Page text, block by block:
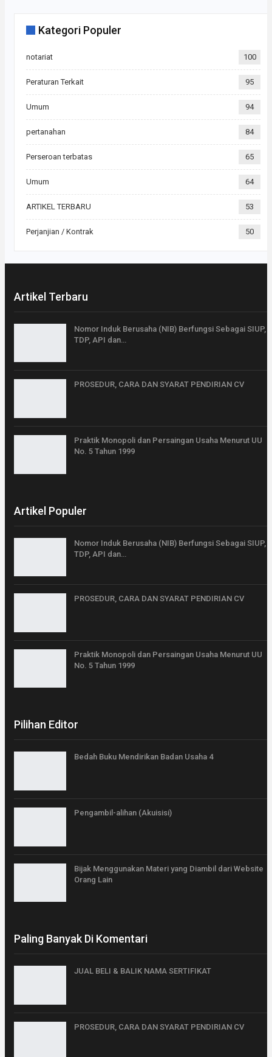
Kategori Populer
notariat 100
Peraturan Terkait 95
Umum 94
pertanahan 84
Perseroan terbatas 65
Umum 64
ARTIKEL TERBARU 53
Perjanjian / Kontrak 50
Artikel Terbaru
Nomor Induk Berusaha (NIB) Berfungsi Sebagai SIUP,
TDP, API dan…
PROSEDUR, CARA DAN SYARAT PENDIRIAN CV
Praktik Monopoli dan Persaingan Usaha Menurut UU
No. 5 Tahun 1999
Artikel Populer
Nomor Induk Berusaha (NIB) Berfungsi Sebagai SIUP,
TDP, API dan…
PROSEDUR, CARA DAN SYARAT PENDIRIAN CV
Praktik Monopoli dan Persaingan Usaha Menurut UU
No. 5 Tahun 1999
Pilihan Editor
Bedah Buku Mendirikan Badan Usaha 4
Pengambil-alihan (Akuisisi)
Bijak Menggunakan Materi yang Diambil dari Website
Orang Lain
Paling Banyak Di Komentari
JUAL BELI & BALIK NAMA SERTIFIKAT
PROSEDUR, CARA DAN SYARAT PENDIRIAN CV